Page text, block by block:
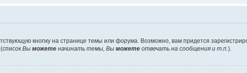
кнопку на странице темы или форума. Возможно, вам придется
Вы можете начинать темы, Вы можете отвечать на сообщения и т.п.).